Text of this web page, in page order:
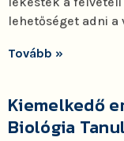
lehetőséget adni a
Tovább »
Kiemelkedő
Biológia